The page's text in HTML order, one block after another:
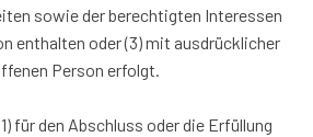
sowie der berechtigten Interessen
enthalten oder (3) mit ausdrücklicher
Person erfolgt.
für den Abschluss oder die Erfüllung